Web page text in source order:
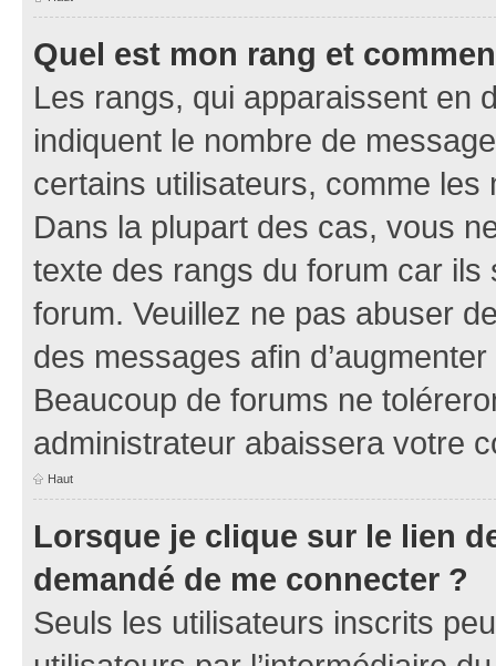
Quel est mon rang et
Les rangs, qui apparaissent en
indiquent le nombre de
certains utilisateurs, comme
Dans la plupart des cas, vous
texte des rangs du forum car ils
forum. Veuillez ne pas abuser
des messages afin
Beaucoup de forums ne
administrateur abaissera votre
Haut
Lorsque je clique sur le lien
demandé de me connecter ?
Seuls les utilisateurs inscrits